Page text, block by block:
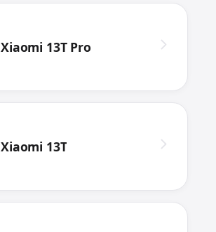
Xiaomi 13T Pro
Xiaomi 13T